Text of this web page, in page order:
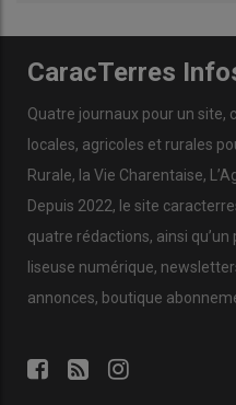
CaracTerres
Quatre journaux pour un site,
locales, agricoles et rurales
Rurale, la Vie Charentaise,
Depuis 2022, le site
quatre rédactions, ainsi
liseuse numérique,
annonces, boutique